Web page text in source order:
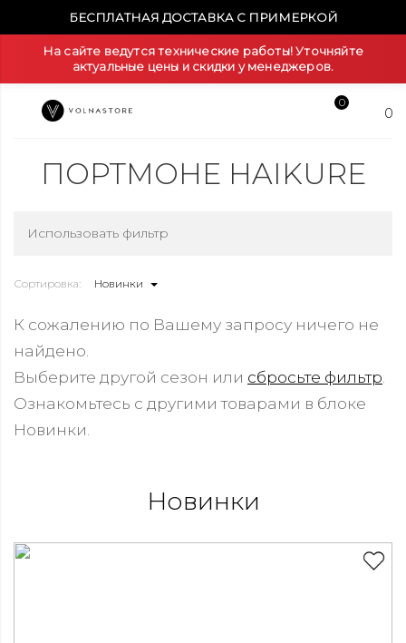
БЕСПЛАТНАЯ ДОСТАВКА С ПРИМЕРКОЙ
На сайте ведутся технические работы! Уточняйте
актуальные цены и скидки у менеджеров.
0
0
ПОРТМОНЕ HAIKURE
Использовать фильтр
Сортировка: Новинки
К сожалению по Вашему запросу ничего не
найдено.
Выберите другой сезон или сбросьте фильтр
Ознакомьтесь с другими товарами в блоке
Новинки.
Новинки